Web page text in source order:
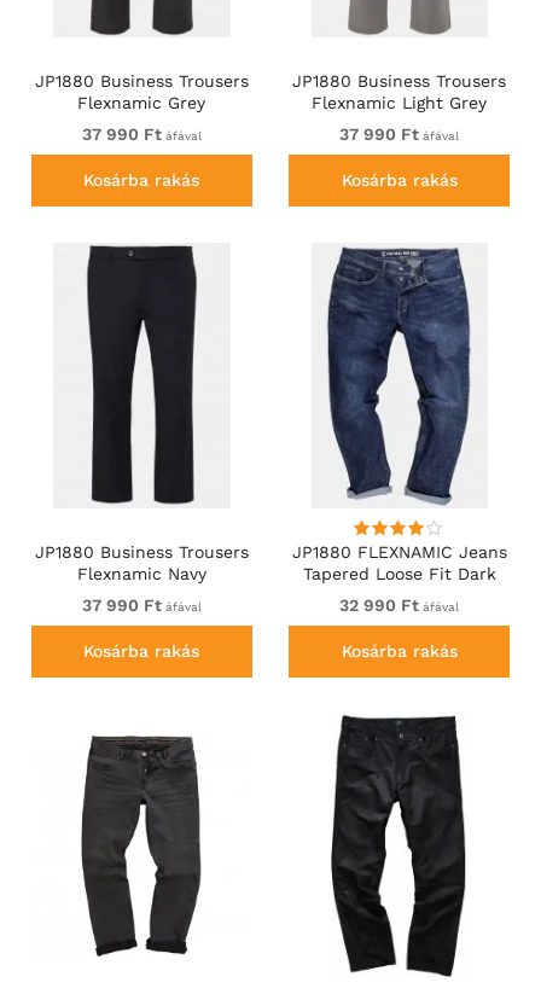
JP1880 Business Trousers
Flexnamic Grey
37 990 Ftáfával
Kosárba rakás
JP1880 Business Trousers
Flexnamic Light Grey
37 990 Ft áfával
Kosárba rakás
JP1880 Business Trousers
Flexnamic Navy
37 990 Ftáfával
Kosárba rakás
JP1880 FLEXNAMIC Jeans
Tapered Loose Fit Dark
Denim Blue
32 990 Ft áfával
Kosárba rakás